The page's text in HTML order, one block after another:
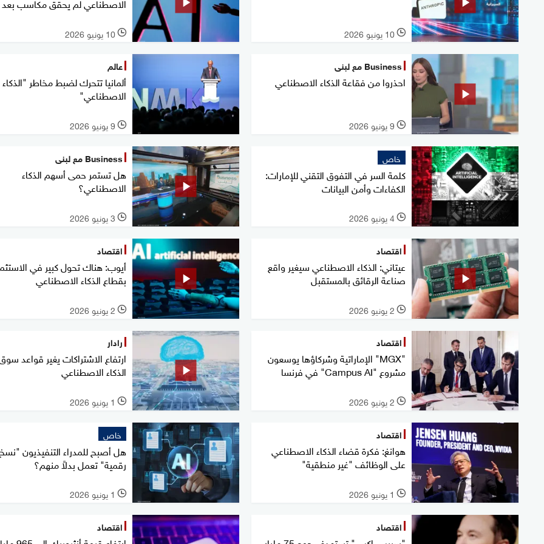
l 10 يونيو 2026 l 10 يونيو 2026
Business مع لبنى
احذروا من فقاعة الذكاء الاصطناعي
l 9 يونيو 2026
عالم
ألمانيا تتحرك لضبط مخاطر "الذكاء
الاصطناعي"
l 9 يونيو 2026
خاص
كلمة السر في التفوق التقني للإمارات:
الكفاءات وأمن البيانات
l 4 يونيو 2026
Business مع لبنى
هل تستمر حمى أسهم الذكاء
الاصطناعي؟
l 3 يونيو 2026
اقتصاد
عيتاني: الذكاء الاصطناعي سيغير واقع
صناعة الرقائق بالمستقبل
l 2 يونيو 2026
اقتصاد
أيوب: هناك تحول كبير في
بقطاع الذكاء الاصطناعي
l 2 يونيو 2026
اقتصاد
"MGX" الإماراتية وشركاؤها يوسعون
مشروع "Campus AI" في فرنسا
l 2 يونيو 2026
رادار
ارتفاع الاشتراكات يغير قواعد
الذكاء الاصطناعي
l 1 يونيو 2026
اقتصاد
هوانغ: فكرة قضاء الذكاء الاصطناعي
على الوظائف "غير منطقية"
l 1 يونيو 2026
خاص
هل أصبح للمدراء التنفيذيون
رقمية" تعمل بدلاً منهم؟
l 1 يونيو 2026
اقتصاد اقتصاد